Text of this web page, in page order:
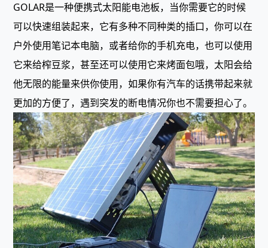
GOLAR是一种便携式太阳能电池板，当你需要它的时候
可以快速组装起来，它有多种不同种类的插口，你可以在
户外使用笔记本电脑，或者给你的手机充电，也可以使用
它来给榨豆浆，甚至还可以使用它来烤面包哦，太阳会给
他无限的能量来供你使用，如果你有汽车的话携带起来就
更加的方便了，遇到突发的断电情况你也不需要担心了。